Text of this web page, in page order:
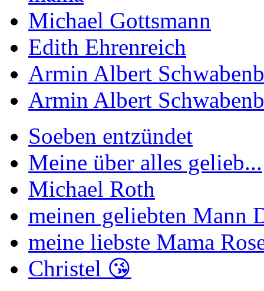
Michael Gottsmann
Edith Ehrenreich
Armin Albert
Armin Albert
Soeben entzündet
Meine über alles gelieb...
Michael Roth
meinen geliebten Mann
meine liebste Mama
Christel 😘